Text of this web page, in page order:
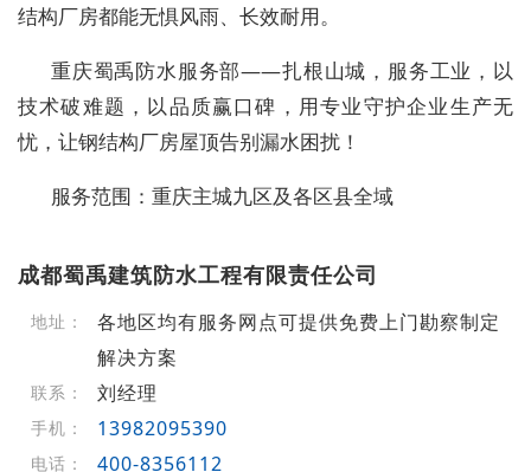
结构厂房都能无惧风雨、长效耐用。
重庆蜀禹防水服务部——扎根山城，服务工业，以
技术破难题，以品质赢口碑，用专业守护企业生产无
忧，让钢结构厂房屋顶告别漏水困扰！
服务范围：重庆主城九区及各区县全域
成都蜀禹建筑防水工程有限责任公司
地址：
各地区均有服务网点可提供免费上门勘察制定
解决方案
联系： 刘经理
手机： 13982095390
电话： 400-8356112